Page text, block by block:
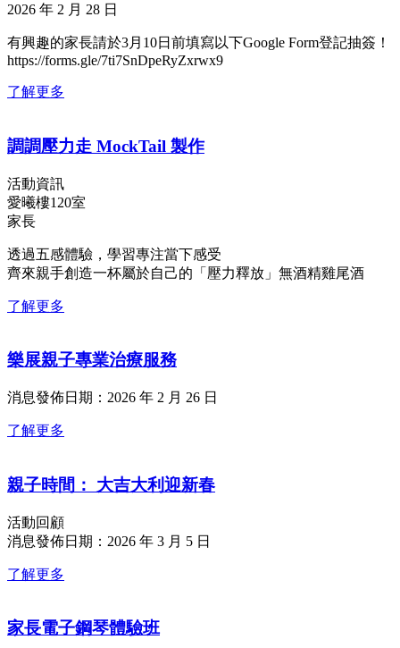
2026 年 2 月 28 日
有興趣的家長請於3月10日前填寫以下Google Form登記抽簽！
https://forms.gle/7ti7SnDpeRyZxrwx9
了解更多
調調壓力走 MockTail 製作
活動資訊
愛曦樓120室
家長
透過五感體驗，學習專注當下感受
齊來親手創造一杯屬於自己的「壓力釋放」無酒精雞尾酒
了解更多
樂展親子專業治療服務
消息發佈日期：2026 年 2 月 26 日
了解更多
親子時間： 大吉大利迎新春
活動回顧
消息發佈日期：2026 年 3 月 5 日
了解更多
家長電子鋼琴體驗班